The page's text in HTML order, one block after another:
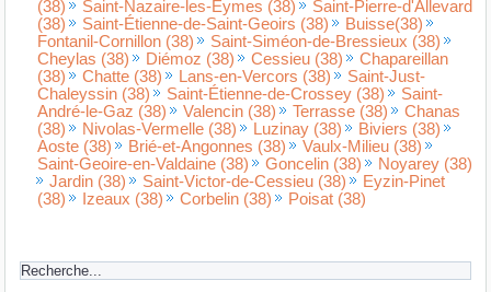
(38)
Saint-Nazaire-les-Eymes (38)
Saint-Pierre-d'Allevard
(38)
Saint-Étienne-de-Saint-Geoirs (38)
Buisse(38)
Fontanil-Cornillon (38)
Saint-Siméon-de-Bressieux (38)
Cheylas (38)
Diémoz (38) Cessieu (38)
Chapareillan
(38)
Chatte (38) Lans-en-Vercors (38)
Saint-Just-
Chaleyssin (38)
Saint-Étienne-de-Crossey (38)
Saint-
André-le-Gaz (38)
Valencin (38) Terrasse (38)
Chanas
(38)
Nivolas-Vermelle (38) Luzinay (38)
Biviers (38)
Aoste (38)
Brié-et-Angonnes (38)
Vaulx-Milieu (38)
Saint-Geoire-en-Valdaine (38)
Goncelin (38)
Noyarey (38)
Jardin (38)
Saint-Victor-de-Cessieu (38)
Eyzin-Pinet
(38)
Izeaux (38) Corbelin (38) Poisat (38)